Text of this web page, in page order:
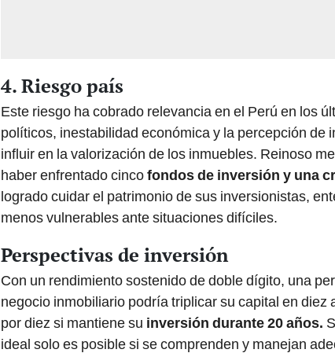
4. Riesgo país
Este riesgo ha cobrado relevancia en el Perú en los
políticos, inestabilidad económica y la percepción de
influir en la valorización de los inmuebles. Reinoso
haber enfrentado cincofondos de inversión y una
logrado cuidar el patrimonio de sus inversionistas,
menos vulnerables ante situaciones difíciles.
Perspectivas de inversión
Con un rendimiento sostenido de doble dígito, una
negocio inmobiliario podría triplicar su capital en diez
por diez si mantiene su inversión durante 20 años.
ideal solo es posible si se comprenden y manejan